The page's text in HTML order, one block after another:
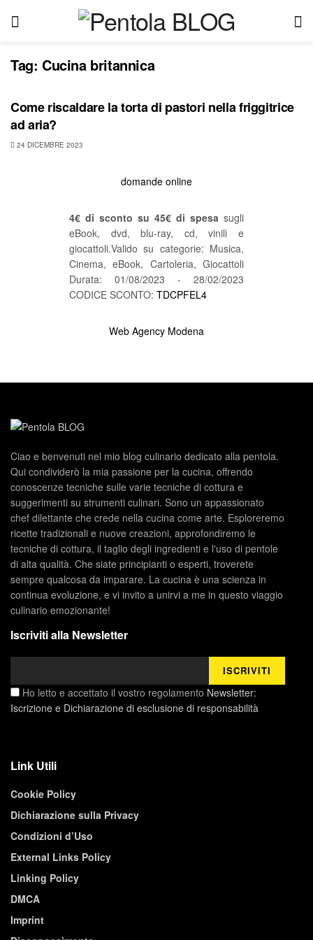
Tag: Cucina britannica
FRIGGITRICE AD ARIA
Come riscaldare la torta di pastori nella friggitrice
ad aria?
24 DICEMBRE 2023
domande online
4€ di sconto su 45€ di spesa sugli
eBook, dvd, blu-ray, cd, vinili e
giocattoli.Valido su categorie: Musica,
Cinema, eBook, Cartoleria, Giocattoli
Durata: 01/08/2023 - 28/02/2023
CODICE SCONTO: TDCPFEL4
Web Agency Modena
Ciao e benvenuti nel mio blog culinario dedicato alla pentola.
Qui condividerò la mia passione per la cucina, offrendo
conoscenze tecniche sulle varie tecniche di cottura e
suggerimenti su strumenti culinari. Sono un appassionato
chef dilettante che crede nella cucina come arte. Esploreremo
ricette tradizionali e nuove creazioni, approfondiremo le
tecniche di cottura, il taglio degli ingredienti e l'uso di pentole
di alta qualità. Che siate principianti o esperti, troverete
sempre qualcosa da imparare. La cucina è una scienza in
continua evoluzione, e vi invito a unirvi a me in questo viaggio
culinario emozionante!
Iscriviti alla Newsletter
Ho letto e accettato il vostro regolamento Newsletter:
Iscrizione e Dichiarazione di esclusione di responsabilità
Link Utili
Cookie Policy
Dichiarazione sulla Privacy
Condizioni d’Uso
External Links Policy
Linking Policy
DMCA
Imprint